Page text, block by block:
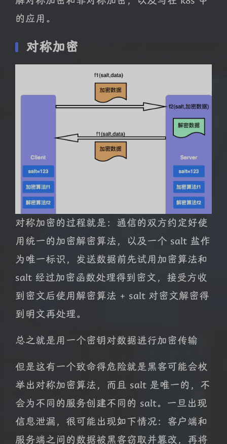
的应用。
对称加密
对称加密的过程就是：通信的双方约定好使
用统一的加密解密算法，以及一个 salt 盐作
为唯一标识，发送数据前先试用加密算法和
salt 经过加密函数处理得到密文，接受方收
到密文后使用解密算法 + salt 对密文解密得
到明文再处理。
总之就是用一个密钥对数据进行加密传输
但是这有一个致命得危险就是黑客可能会枚
举出对称加密算法，而且 salt 是唯一的，不
会为不同的服务创建不同的 salt。一旦出现
信息泄漏，很可能出现如下情况：客户端和
服务端之间的数据被黑客窃取并篡改，再将